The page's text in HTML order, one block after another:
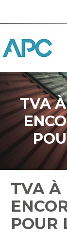
Aller
au
TVA
TVA À
POUR